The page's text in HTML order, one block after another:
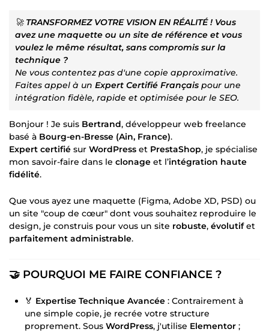
🚀 TRANSFORMEZ VOTRE VISION EN RÉALITÉ ! Vous
avez une maquette ou un site de référence et vous
voulez le même résultat, sans compromis sur la
technique ?
Ne vous contentez pas d'une copie approximative.
Faites appel à un Expert Certifié Français pour une
intégration fidèle, rapide et optimisée pour le SEO.
Bonjour ! Je suis Bertrand, développeur web freelance
basé à Bourg-en-Bresse (Ain, France).
Expert certifié sur WordPress et PrestaShop, je spécialise
mon savoir-faire dans le clonage et l’intégration haute
fidélité.
Que vous ayez une maquette (Figma, Adobe XD, PSD) ou
un site "coup de cœur" dont vous souhaitez reproduire le
design, je construis pour vous un site robuste, évolutifet
parfaitement administrable.
🤝 POURQUOI ME FAIRE CONFIANCE ?
🏅 Expertise Technique Avancée : Contrairement à
une simple copie, je recrée votre structure
proprement. Sous WordPress, j'utilise Elementor ;